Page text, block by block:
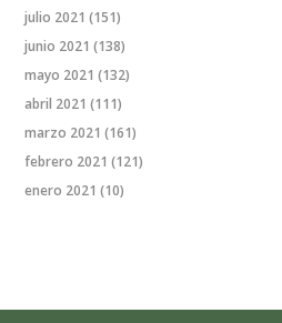
julio 2021 (151)
junio 2021 (138)
mayo 2021 (132)
abril 2021 (111)
marzo 2021 (161)
febrero 2021 (121)
enero 2021 (10)